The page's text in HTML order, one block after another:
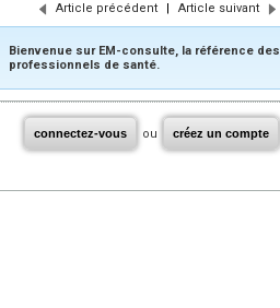
Article précédent | Article suivant
Bienvenue sur EM-consulte, la référence des
professionnels de santé.
connectez-vous ou créez un compte